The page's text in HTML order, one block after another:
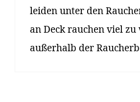
leiden unter den
an Deck rauchen viel zu
außerhalb der